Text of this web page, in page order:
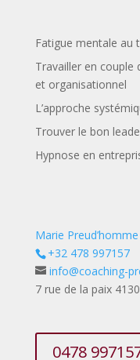
Fatigue mentale au
Travailler en couple
et organisationnel
L’approche
Trouver le bon
Hypnose en
Marie Preud’homme
+32 478 997157
info@coaching-
7 rue de la paix
0478